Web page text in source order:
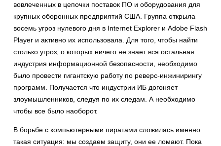
вовлеченных в цепочки поставок ПО и оборудования для
крупных оборонных предприятий США. Группа открыла
восемь угроз нулевого дня в Internet Explorer и Adobe Flash
Player и активно их использовала. Для того, чтобы найти
столько угроз, о которых ничего не знает вся остальная
индустрия информационной безопасности, необходимо
было провести гигантскую работу по реверс-инжинирингу
программ. Получается что индустрии ИБ догоняет
злоумышленников, следуя по их следам. А необходимо
чтобы все было наоборот.
В борьбе с компьютерными пиратами сложилась именно
такая ситуация: мы создаем защиту, они ее ломают. Пока